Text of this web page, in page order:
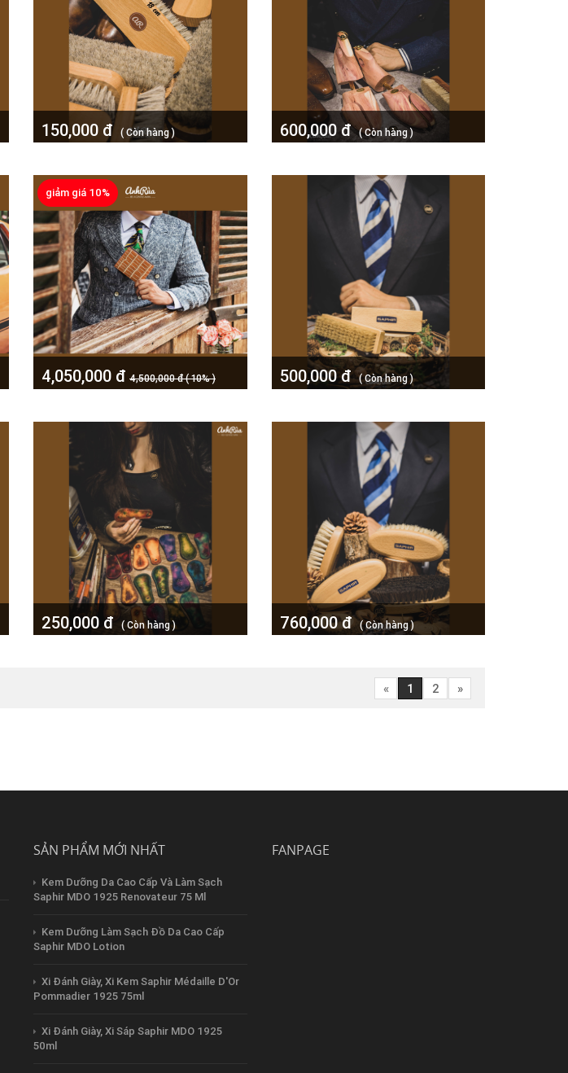
150,000 đ ( Còn hàng ) 600,000 đ( Còn hàng )
giảm giá 10%
4,050,000 đ 4,500,000 đ ( 10% ) 500,000 đ( Còn hàng )
250,000 đ( Còn hàng ) 760,000 đ( Còn hàng )
« 1 2 »
SẢN PHẨM MỚI NHẤT
Kem Dưỡng Da Cao Cấp Và Làm Sạch
Saphir MDO 1925 Renovateur 75 Ml
Kem Dưỡng Làm Sạch Đồ Da Cao Cấp
Saphir MDO Lotion
Xi Đánh Giày, Xi Kem Saphir Médaille D'Or
Pommadier 1925 75ml
Xi Đánh Giày, Xi Sáp Saphir MDO 1925
50ml
FANPAGE